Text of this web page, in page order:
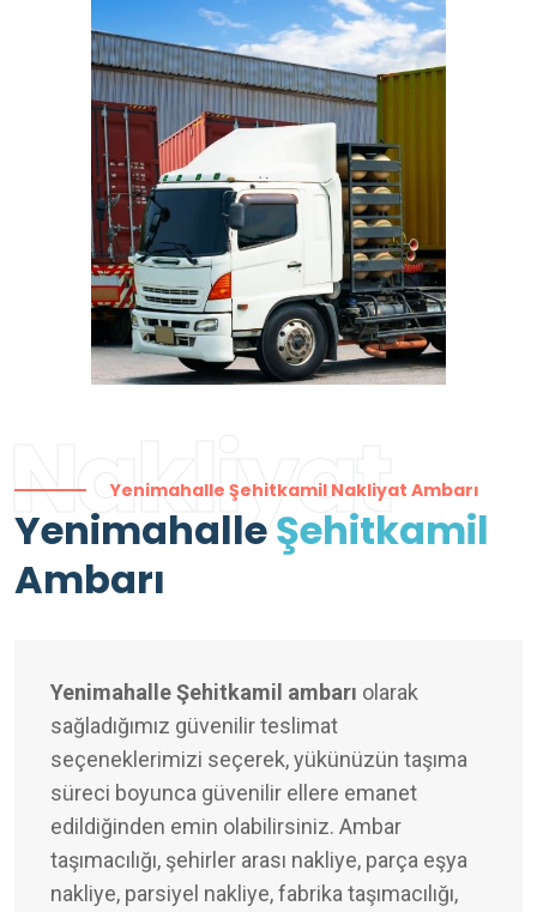
Nakliyat
Yenimahalle Şehitkamil Nakliyat Ambarı
YenimahalleŞehitkamil
Ambarı
Yenimahalle Şehitkamil ambarı olarak
sağladığımız güvenilir teslimat
seçeneklerimizi seçerek, yükünüzün taşıma
süreci boyunca güvenilir ellere emanet
edildiğinden emin olabilirsiniz. Ambar
taşımacılığı, şehirler arası nakliye, parça eşya
nakliye, parsiyel nakliye, fabrika taşımacılığı,